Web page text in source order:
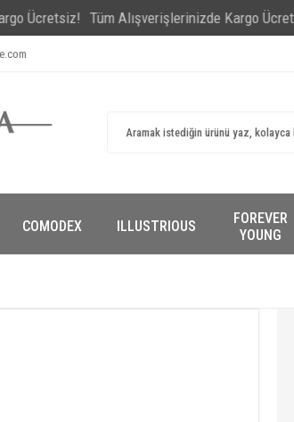
Tüm Alışverişlerinizde Kargo Ücretsiz!
COMODEX ILLUSTRIOUS
FOREVER
YOUNG